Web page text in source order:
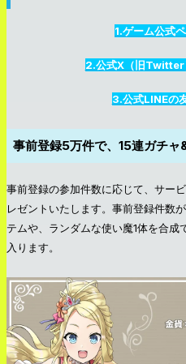
1.ゲーム公式
2.公式X（旧Twitter
3.公式LINEの
事前登録5万件で、15連ガチャ
事前登録の参加件数に応じて、サー
レゼントいたします。事前登録件数
テムや、ランダムな使い魔1体を合成
入ります。